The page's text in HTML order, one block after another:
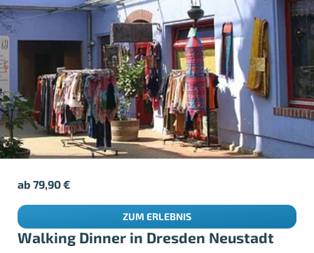
Walking Dinner in Dresden Neustadt
ab79,90€
ZUM ERLEBNIS